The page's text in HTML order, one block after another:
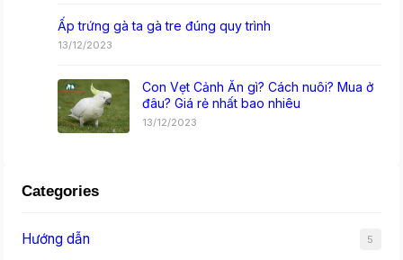
Ấp trứng gà ta gà tre đúng quy trình
13/12/2023
Con Vẹt Cảnh Ăn gì? Cách nuôi? Mua ở
đâu? Giá rẻ nhất bao nhiêu
13/12/2023
Categories
Hướng dẫn 5